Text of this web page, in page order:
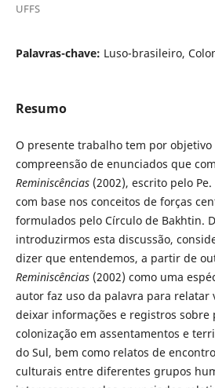
UFFS
Palavras-chave: Luso-brasileiro,
Resumo
O presente trabalho tem por
compreensão de enunciados que
Reminiscências(2002), escrito pelo Pe.
com base nos conceitos de forças
formulados pelo Círculo de Bakhtin.
introduzirmos esta discussão,
dizer que entendemos, a partir de
Reminiscências (2002) como uma
autor faz uso da palavra para relatar
deixar informações e registros sobre
colonização em assentamentos e
do Sul, bem como relatos de
culturais entre diferentes grupos